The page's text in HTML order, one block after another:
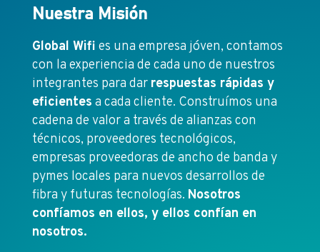
Nuestra Misión
Global Wifi es una empresa jóven, contamos
con la experiencia de cada uno de nuestros
integrantes para dar respuestas rápidas y
eficientes a cada cliente. Construímos una
cadena de valor a través de alianzas con
técnicos, proveedores tecnológicos,
empresas proveedoras de ancho de banda y
pymes locales para nuevos desarrollos de
fibra y futuras tecnologías. Nosotros
confíamos en ellos, y ellos confían en
nosotros.